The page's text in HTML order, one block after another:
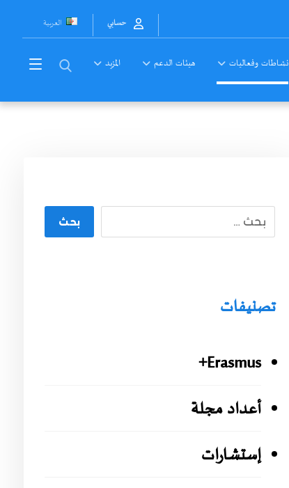
العربية حسابي
نشاطات وفعاليات هيئات الدعم المزيد
بحث
تصنيفات
Erasmus+
أعداد مجلة
إستشارات